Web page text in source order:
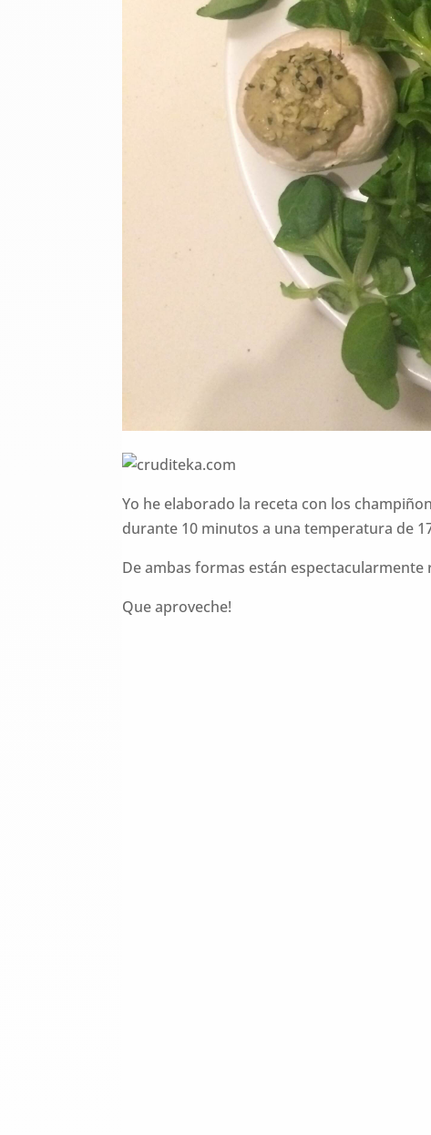
Yo he elaborado la receta con los
durante 10 minutos a una temperatura de
De ambas formas están espectacularmente
Que aproveche!